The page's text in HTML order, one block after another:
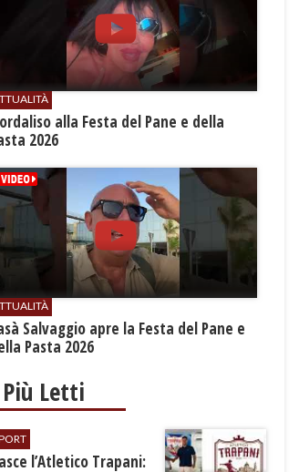
alla Festa del Pane e della
2026
Salvaggio apre la Festa del Pane e
Pasta 2026
Letti
l’Atletico Trapani: